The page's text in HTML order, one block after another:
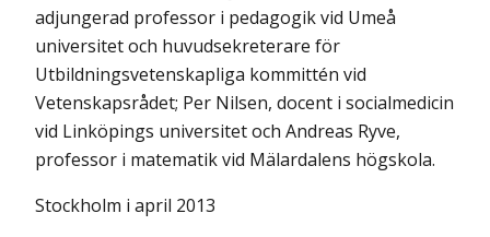
adjungerad professor i pedagogik vid Umeå
universitet och huvudsekreterare för
Utbildningsvetenskapliga kommittén vid
Vetenskapsrådet; Per Nilsen, docent i socialmedicin
vid Linköpings universitet och Andreas Ryve,
professor i matematik vid Mälardalens högskola.
Stockholm i april 2013